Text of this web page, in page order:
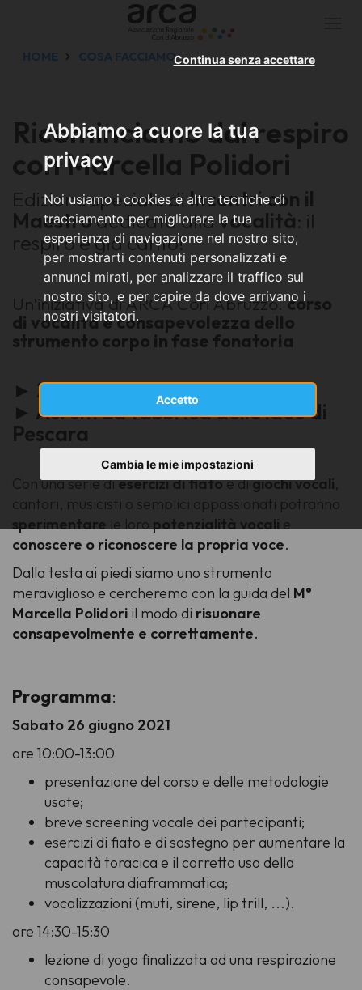
Abbiamo a cuore la tua
privacy
Noi usiamo i cookies e altre tecniche di
tracciamento per migliorare la tua
esperienza di navigazione nel nostro sito,
per mostrarti contenuti personalizzati e
annunci mirati, per analizzare il traffico sul
nostro sito, e per capire da dove arrivano i
nostri visitatori.
Accetto
Continua senza accettare
Cambia le mie impostazioni
HOME COSA FACCIAMO
Ricominciamo dal respiro
con Marcella Polidori
Edizione speciale diIncontri con il
Maestrodedicata allavocalità: il
respiro è già canto!
Un'iniziativa di ARCA Cori Abruzzo:corso
di vocalità e consapevolezza dello
strumento corpo in fase fonatoria
► 26 e 27 giugno 2021
► Aurum La fabbrica delle idee di
Pescara
Con una serie diesercizi di fiatoe digiochi vocali,
cantori, musicisti o semplici appassionati potranno
sperimentare le loro potenzialità vocali e
conoscere o riconoscere la propria voce.
Dalla testa ai piedi siamo uno strumento
meraviglioso e cercheremo con la guida del M°
Marcella Polidori il modo di risuonare
consapevolmente e correttamente.
Programma:
Sabato 26 giugno 2021
ore 10:00-13:00
presentazione del corso e delle metodologie
usate;
breve screening vocale dei partecipanti;
esercizi di fiato e di sostegno per aumentare la
capacità toracica e il corretto uso della
muscolatura diaframmatica;
vocalizzazioni (muti, sirene, lip trill, ...).
ore 14:30-15:30
lezione di yoga finalizzata ad una respirazione
consapevole.